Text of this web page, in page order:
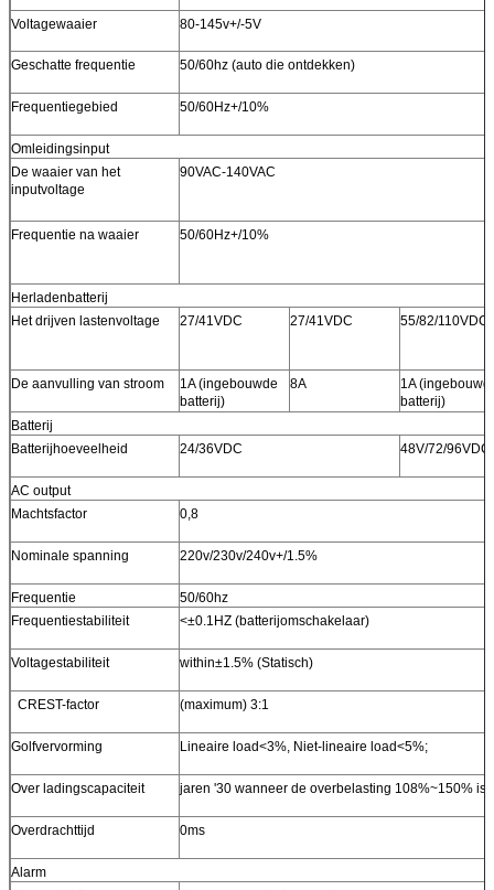
Voltagewaaier 80-145v+/-5V
Geschatte frequentie 50/60hz (auto die ontdekken)
Frequentiegebied 50/60Hz+/10%
Omleidingsinput
De waaier van het
inputvoltage
90VAC-140VAC
Frequentie na waaier 50/60Hz+/10%
Herladenbatterij
Het drijven lastenvoltage
27/41VDC 27/41VDC 55/82/110VDC
De aanvulling van stroom
1A (ingebouwde
batterij)
8A
1A
batterij)
Batterij
Batterijhoeveelheid
24/36VDC 48V/72/96VDC
AC output
Machtsfactor
0,8
Nominale spanning 220v/230v/240v+/1.5%
Frequentie
50/60hz
Frequentiestabiliteit
<±0.1HZ (batterijomschakelaar)
Voltagestabiliteit within±1.5% (Statisch)
CREST-factor (maximum) 3:1
Golfvervorming Lineaire load<3%, Niet-lineaire load<5%;
Over ladingscapaciteit jaren '30 wanneer de overbelasting 108%~150%
Overdrachttijd 0ms
Alarm